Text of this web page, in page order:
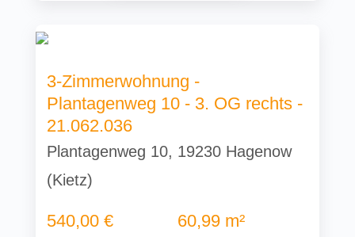
3-Zimmerwohnung -
Plantagenweg 10 - 3. OG rechts -
21.062.036
Plantagenweg 10, 19230 Hagenow
(Kietz)
540,00 € 60,99 m²